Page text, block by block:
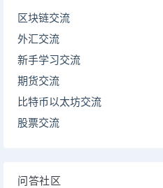
区块链交流
外汇交流
新手学习交流
期货交流
比特币以太坊交流
股票交流
问答社区